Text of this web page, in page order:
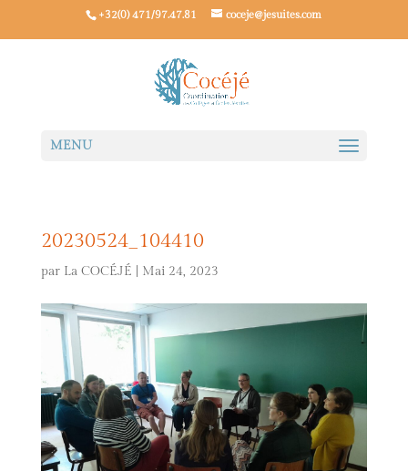
+32(0) 471/97.47.81 coceje@jesuites.com
20230524_104410
par La COCÉJÉ Mai 24, 2023